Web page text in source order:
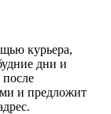
курьера,
дни и
после
и предложит